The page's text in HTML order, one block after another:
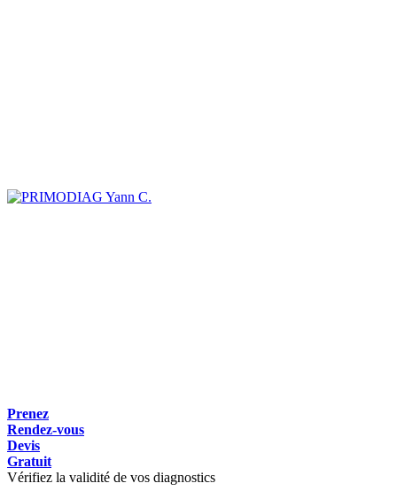
Yann C.
Prenez
Rendez-vous
Devis
Gratuit
Vérifiez la validité de vos diagnostics